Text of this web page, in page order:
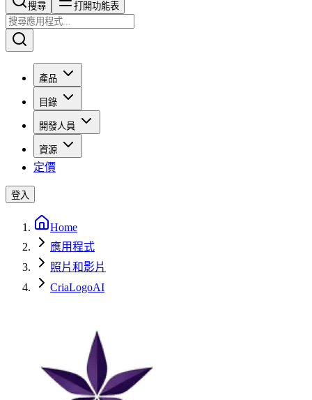
搜尋​​​​ 打開功能表
產品
目錄
開發人員
資源
定價
登入
Home
應用程式
照片和影片
CriaLogoAI